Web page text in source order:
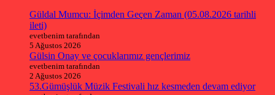
Güldal Mumcu: İçimden Geçen Zaman (05.08.2026 tarihli
ileti)
evetbenim tarafından
5 Ağustos 2026
Gülsin Onay ve çocuklarımız gençlerimiz
evetbenim tarafından
2 Ağustos 2026
53.Gümüşlük Müzik Festivali hız kesmeden devam ediyor